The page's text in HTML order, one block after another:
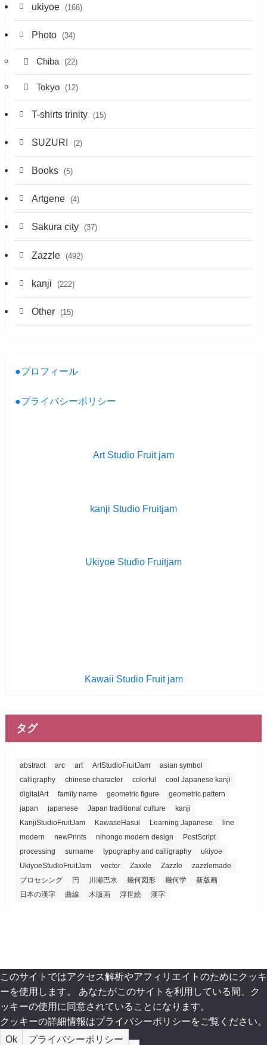
ukiyoe (166)
Photo (34)
Chiba (22)
Tokyo (12)
T-shirts trinity (15)
SUZURI (2)
Books (5)
Artgene (4)
Sakura city (37)
Zazzle (492)
kanji (222)
Other (15)
●プロフィール
●プライバシーポリシー
Art Studio Fruit jam
kanji Studio Fruitjam
Ukiyoe Studio Fruitjam
Kawaii Studio Fruit jam
タグ
abstract arc art ArtStudioFruitJam
asian symbol
calligraphy
chinese character colorful
cool Japanese kanji
digitalArt
family name geometric figure
geometric pattern
japan
japanese Japan traditional culture
kanji
KanjiStudioFruitJam
KawaseHasui Learning Japanese
line
modern
newPrints nihongo modern design
PostScript
processing
surname typography and calligraphy
ukiyoe
UkiyoeStudioFruitJam
vector Zaxxle Zazzle
zazzlemade
プロセシング
円 川瀬巴水 幾何図形 幾何学
新版画
日本の漢字
曲線 木版画 浮世絵 漢字
このサイトではアクセス解析やアフィリエイトのためにクッキ
ーを使用します。 あなたがこのサイトを利用している間、ク
ッキーの使用に同意されていることになります。
クッキーの詳細情報はプライバシーポリシーをご覧ください。
Ok
プライバシーポリシー